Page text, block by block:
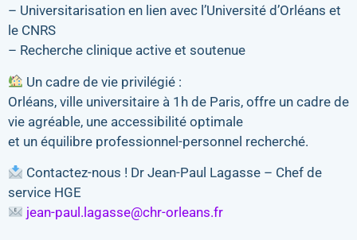
– Universitarisation en lien avec l’Université d’Orléans et
le CNRS
– Recherche clinique active et soutenue
Un cadre de vie privilégié :
Orléans, ville universitaire à 1h de Paris, offre un cadre de
vie agréable, une accessibilité optimale
et un équilibre professionnel-personnel recherché.
Contactez-nous ! Dr Jean-Paul Lagasse – Chef de
service HGE
jean-paul.lagasse@chr-orleans.fr